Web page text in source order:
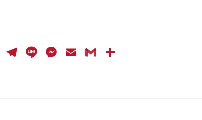
WhatsApp
Telegram
LineMessenger
EmailGmail